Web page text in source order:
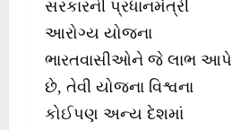
સરકારની પ્રધાનમંત્રી
આરોગ્ય યોજના
ભારતવાસીઓને જે લાભ આપે
છે, તેવી યોજના વિશ્વના
કોઈપણ અન્ય દેશમાં